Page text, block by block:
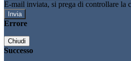
E-mail inviata, si prega di controllare la
Errore
Chiudi
Successo